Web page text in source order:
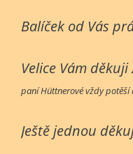
Balíček od Vás
Velice Vám
paní Hüttnerové vždy potěší
Ještě jednou